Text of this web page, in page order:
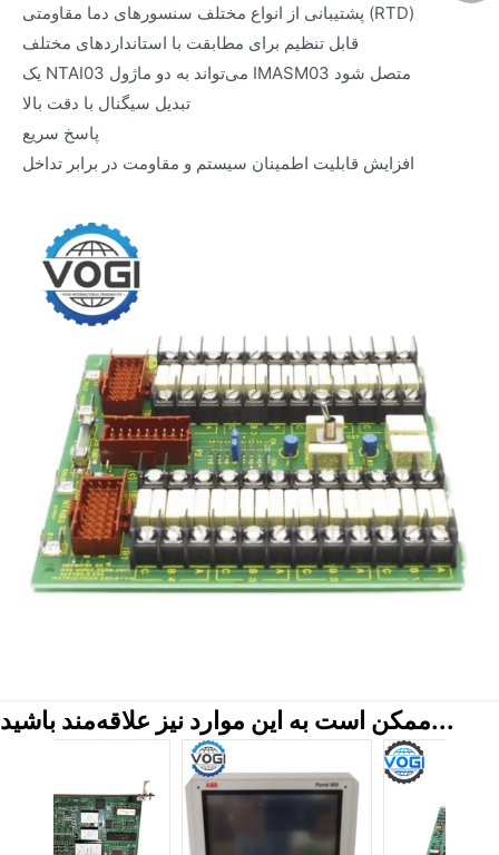
پشتیبانی از انواع مختلف سنسورهای دما مقاومتی (RTD)
قابل تنظیم برای مطابقت با استانداردهای مختلف
یک NTAI03 می‌تواند به دو ماژول IMASM03 متصل شود
تبدیل سیگنال با دقت بالا
پاسخ سریع
افزایش قابلیت اطمینان سیستم و مقاومت در برابر تداخل
ممکن است به این موارد نیز علاقه‌مند باشید...